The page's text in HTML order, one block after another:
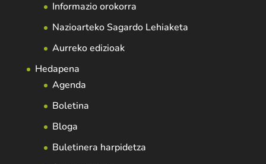
Informazio orokorra
Nazioarteko Sagardo Lehiaketa
Aurreko edizioak
Hedapena
Agenda
Boletina
Bloga
Buletinera harpidetza